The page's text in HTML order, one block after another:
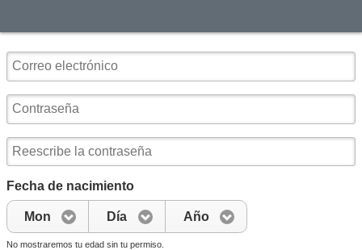
Fecha de nacimiento
Mon Día Año
No mostraremos tu edad sin tu permiso.